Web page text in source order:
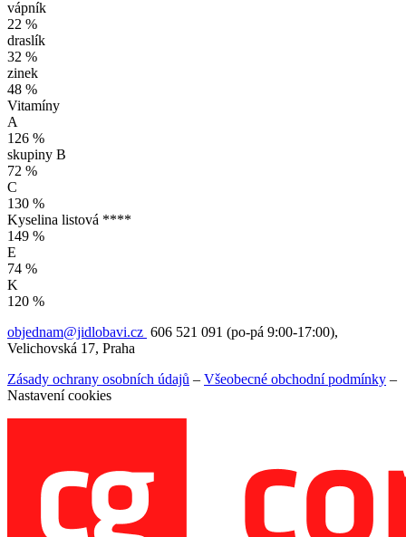
vápník
22 %
draslík
32 %
zinek
48 %
Vitamíny
A
126 %
skupiny B
72 %
C
130 %
Kyselina listová ****
149 %
E
74 %
K
120 %
objednam@jidlobavi.cz 606 521 091 (po-pá 9:00-17:00),
Velichovská 17, Praha
Zásady ochrany osobních údajů – Všeobecné obchodní podmínky –
Nastavení cookies